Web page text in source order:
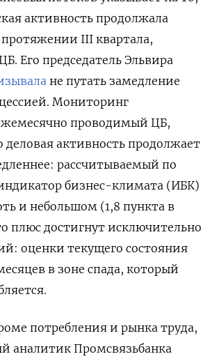
активность продолжала
протяжении III квартала,
Его председатель Эльвира
не путать замедление
Мониторинг
проводимый ЦБ,
деловая активность продолжает
рассчитываемый по
бизнес-климата (ИБК)
и небольшом (1,8 пункта в
плюс достигнут исключительно
оценки текущего состояния
в зоне спада, который
потребления и рынка труда,
аналитик Промсвязьбанка